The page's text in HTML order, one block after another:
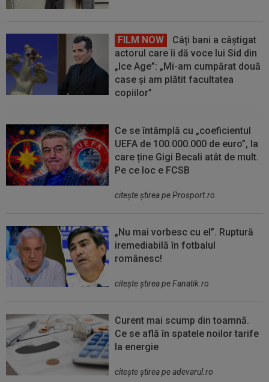
FILM NOW
Câți bani a câștigat
actorul care îi dă voce lui Sid din
„Ice Age”: „Mi-am cumpărat două
case și am plătit facultatea
copiilor”
Ce se întâmplă cu „coeficientul
UEFA de 100.000.000 de euro”, la
care ține Gigi Becali atât de mult.
Pe ce loc e FCSB
citeşte ştirea pe Prosport.ro
„Nu mai vorbesc cu el”. Ruptură
iremediabilă în fotbalul
românesc!
citeşte ştirea pe Fanatik.ro
Curent mai scump din toamnă.
Ce se află în spatele noilor tarife
la energie
citeşte ştirea pe adevarul.ro